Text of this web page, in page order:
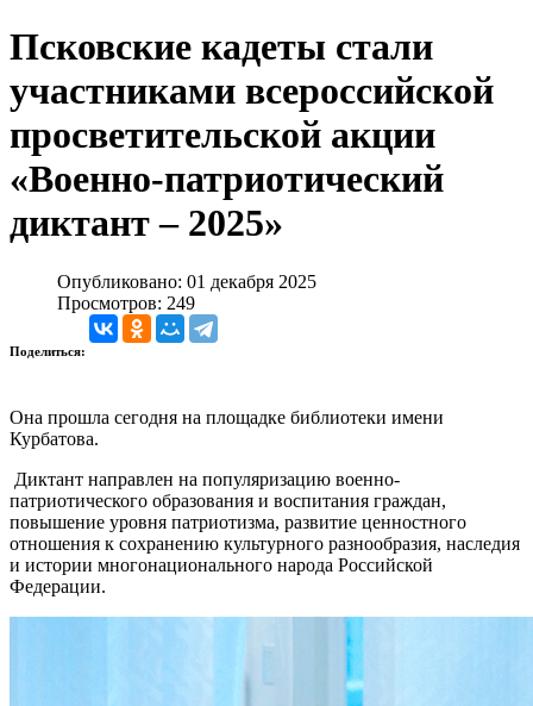
Псковские кадеты стали
участниками всероссийской
просветительской акции
«Военно-патриотический
диктант – 2025»
Опубликовано: 01 декабря 2025
Просмотров: 249
Поделиться:
Она прошла сегодня на площадке библиотеки имени
Курбатова.
Диктант направлен на популяризацию военно-
патриотического образования и воспитания граждан,
повышение уровня патриотизма, развитие ценностного
отношения к сохранению культурного разнообразия, наследия
и истории многонационального народа Российской
Федерации.